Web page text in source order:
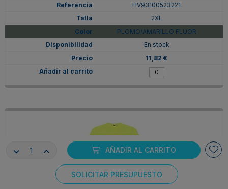
AÑADIR AL CARRITO
SOLICITAR PRESUPUESTO
HV93100523221
2XL
PLOMO/AMARILLO FLUOR
En stock
11,82 €
Consentimiento de cookies